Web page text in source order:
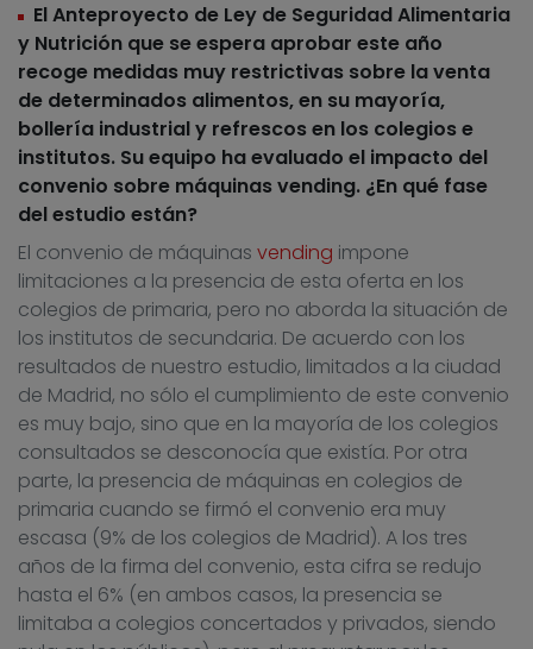
El Anteproyecto de Ley de Seguridad Alimentaria
y Nutrición que se espera aprobar este año
recoge medidas muy restrictivas sobre la venta
de determinados alimentos, en su mayoría,
bollería industrial y refrescos en los colegios e
institutos. Su equipo ha evaluado el impacto del
convenio sobre máquinas vending. ¿En qué fase
del estudio están?
El convenio de máquinas vending impone
limitaciones a la presencia de esta oferta en los
colegios de primaria, pero no aborda la situación de
los institutos de secundaria. De acuerdo con los
resultados de nuestro estudio, limitados a la ciudad
de Madrid, no sólo el cumplimiento de este convenio
es muy bajo, sino que en la mayoría de los colegios
consultados se desconocía que existía. Por otra
parte, la presencia de máquinas en colegios de
primaria cuando se firmó el convenio era muy
escasa (9% de los colegios de Madrid). A los tres
años de la firma del convenio, esta cifra se redujo
hasta el 6% (en ambos casos, la presencia se
limitaba a colegios concertados y privados, siendo